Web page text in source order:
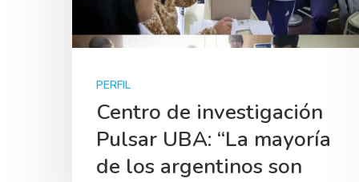
PERFIL
Centro de investigación
Pulsar UBA: “La mayoría
de los argentinos son